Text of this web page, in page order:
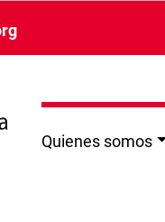
Quienes somos